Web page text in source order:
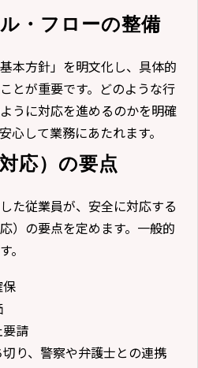
・フローの整備
本方針」を明文化し、具体的
とが重要です。どのような行
うに対応を進めるのかを明確
心して業務にあたれます。
応）の要点
た従業員が、安全に対応する
）の要点を定めます。一般的
。
請
り、警察や弁護士との連携